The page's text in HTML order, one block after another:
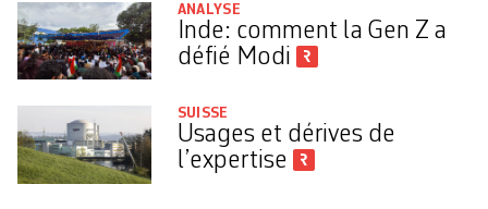
ANALYSE
Inde: comment la Gen Z a
défié Modi
SUISSE
Usages et dérives de
l’expertise